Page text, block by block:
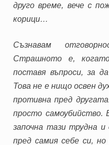
друго време, вече с
корици…
Съзнавам
Страшното е,
поставя въпроси, за
Това не е нищо освен
противна пред
просто
започна тази трудна и
пред самия себе си,